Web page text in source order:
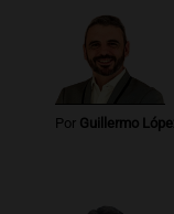
en CABA
Una mañana
Episodios
Audio.
cabra que
Por Guillermo